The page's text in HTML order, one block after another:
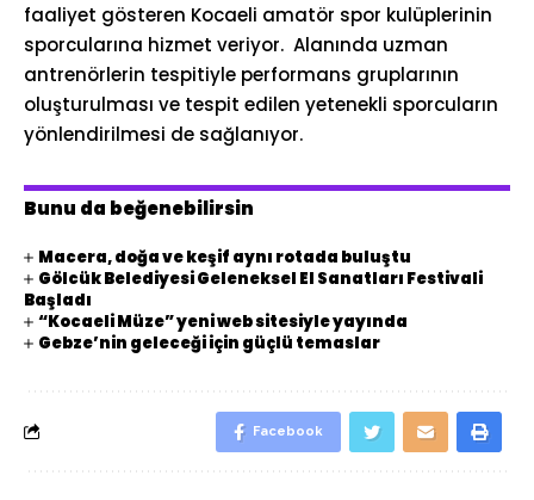
faaliyet gösteren Kocaeli amatör spor kulüplerinin
sporcularına hizmet veriyor. Alanında uzman
antrenörlerin tespitiyle performans gruplarının
oluşturulması ve tespit edilen yetenekli sporcuların
yönlendirilmesi de sağlanıyor.
Bunu da beğenebilirsin
Macera, doğa ve keşif aynı rotada buluştu
Gölcük Belediyesi Geleneksel El Sanatları Festivali
Başladı
“Kocaeli Müze” yeni web sitesiyle yayında
Gebze’nin geleceği için güçlü temaslar
Facebook